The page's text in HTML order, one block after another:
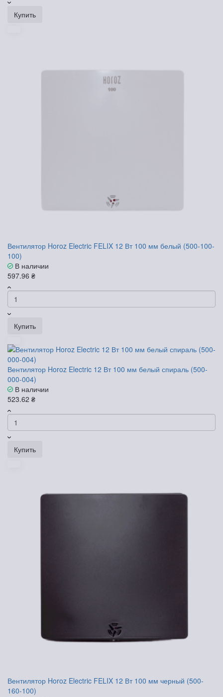
Купить
Вентилятор Horoz Electric FELIX 12 Вт 100 мм белый (500-100-
100)
В наличии
597.96 ₴
Купить
Вентилятор Horoz Electric 12 Вт 100 мм белый спираль (500-
000-004)
В наличии
523.62 ₴
Купить
Вентилятор Horoz Electric FELIX 12 Вт 100 мм черный (500-
160-100)